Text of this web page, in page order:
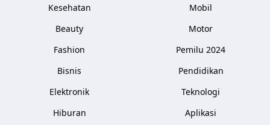
Kesehatan
Beauty
Fashion
Bisnis
Elektronik
Hiburan
Mobil
Motor
Pemilu 2024
Pendidikan
Teknologi
Aplikasi